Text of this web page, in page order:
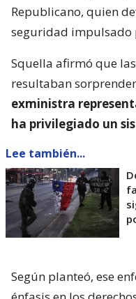
Republicano, quien
seguridad impulsado
Squella afirmó que
resultaban
exministra
ha privilegiado un
Lee también...
Según planteó, ese